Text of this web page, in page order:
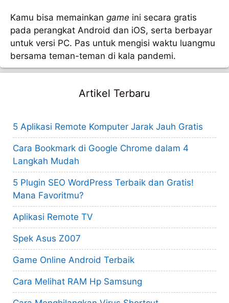
Kamu bisa memainkan game ini secara gratis
pada perangkat Android dan iOS, serta berbayar
untuk versi PC. Pas untuk mengisi waktu luangmu
bersama teman-teman di kala pandemi.
Artikel Terbaru
5 Aplikasi Remote Komputer Jarak Jauh Gratis
Cara Bookmark di Google Chrome dalam 4
Langkah Mudah
5 Plugin SEO WordPress Terbaik dan Gratis!
Mana Favoritmu?
Aplikasi Remote TV
Spek Asus Z007
Game Online Android Terbaik
Cara Melihat RAM Hp Samsung